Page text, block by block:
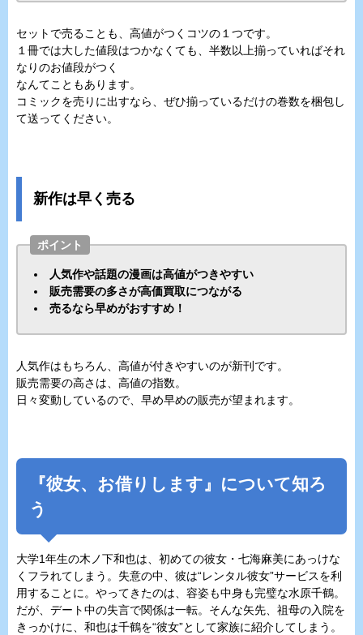
セットで売ることも、高値がつくコツの１つです。
１冊では大した値段はつかなくても、半数以上揃っていればそれ
なりのお値段がつく
なんてこともあります。
コミックを売りに出すなら、ぜひ揃っているだけの巻数を梱包し
て送ってください。
新作は早く売る
ポイント
人気作や話題の漫画は高値がつきやすい
販売需要の多さが高価買取につながる
売るなら早めがおすすめ！
人気作はもちろん、高値が付きやすいのが新刊です。
販売需要の高さは、高値の指数。
日々変動しているので、早め早めの販売が望まれます。
『彼女、お借りします』について知ろ
う
大学1年生の木ノ下和也は、初めての彼女・七海麻美にあっけな
くフラれてしまう。失意の中、彼は“レンタル彼女”サービスを利
用することに。やってきたのは、容姿も中身も完璧な水原千鶴。
だが、デート中の失言で関係は一転。そんな矢先、祖母の入院を
きっかけに、和也は千鶴を“彼女”として家族に紹介してしまう。